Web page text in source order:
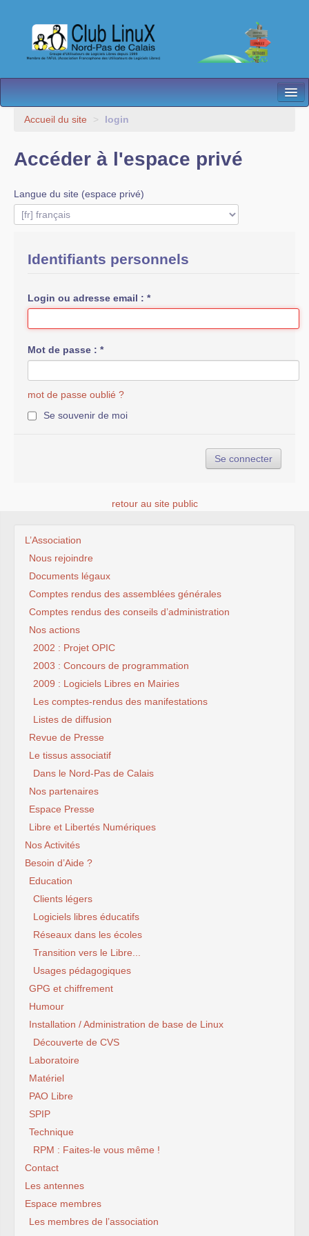
L’Association
Contact
Les antennes
Espace membres
Accueil du site > login
Accéder à l'espace privé
Langue du site (espace privé)
Identifiants personnels
Login ou adresse email : *
Mot de passe : *
mot de passe oublié ?
Se souvenir de moi
retour au site public
L’Association
Nous rejoindre
Documents légaux
Comptes rendus des assemblées générales
Comptes rendus des conseils d’administration
Nos actions
2002 : Projet OPIC
2003 : Concours de programmation
2009 : Logiciels Libres en Mairies
Les comptes-rendus des manifestations
Listes de diffusion
Revue de Presse
Le tissus associatif
Dans le Nord-Pas de Calais
Nos partenaires
Espace Presse
Libre et Libertés Numériques
Nos Activités
Besoin d’Aide ?
Education
Clients légers
Logiciels libres éducatifs
Réseaux dans les écoles
Transition vers le Libre...
Usages pédagogiques
GPG et chiffrement
Humour
Installation / Administration de base de Linux
Découverte de CVS
Laboratoire
Matériel
PAO Libre
SPIP
Technique
RPM : Faites-le vous même !
Contact
Les antennes
Espace membres
Les membres de l’association